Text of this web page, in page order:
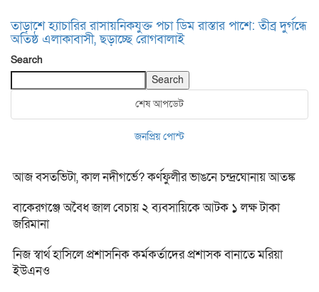
তাড়াশে হ্যাচারির রাসায়নিকযুক্ত পচা ডিম রাস্তার পাশে: তীব্র দুর্গন্ধে
অতিষ্ঠ এলাকাবাসী, ছড়াচ্ছে রোগবালাই
Search
Search
শেষ আপডেট
জনপ্রিয় পোস্ট
আজ বসতভিটা, কাল নদীগর্ভে? কর্ণফুলীর ভাঙনে চন্দ্রঘোনায় আতঙ্ক
বাকেরগঞ্জে অবৈধ জাল বেচায় ২ ব্যবসায়িকে আটক ১ লক্ষ টাকা
জরিমানা
নিজ স্বার্থ হাসিলে প্রশাসনিক কর্মকর্তাদের প্রশাসক বানাতে মরিয়া
ইউএনও